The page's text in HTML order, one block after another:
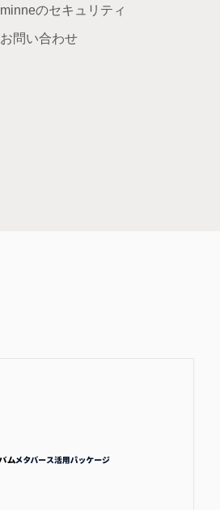
minneのセキュリティ
お問い合わせ